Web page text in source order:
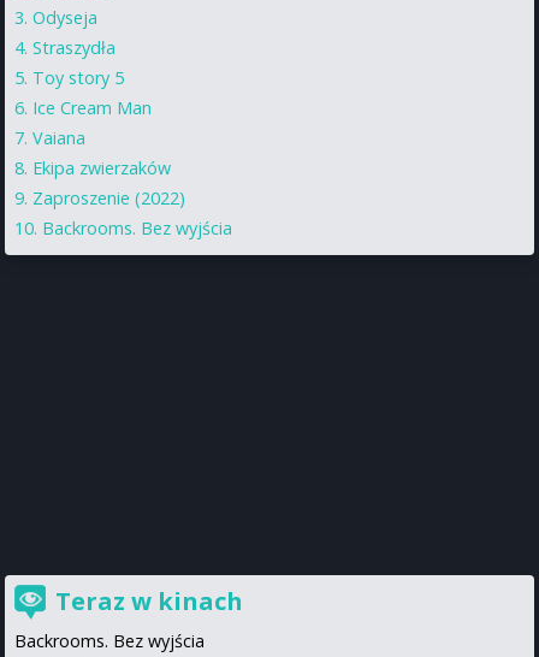
Odyseja
Straszydła
Toy story 5
Ice Cream Man
Vaiana
Ekipa zwierzaków
Zaproszenie (2022)
Backrooms. Bez wyjścia
Teraz w kinach
Backrooms. Bez wyjścia